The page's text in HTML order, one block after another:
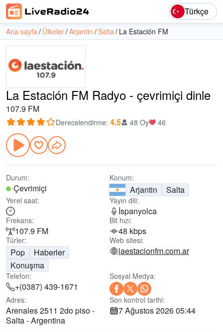
Türkçe
Ana sayfa Ülkeler Arjantin Salta La Estación FM
La Estación FM Radyo - çevrimiçi dinle
107.9 FM
Derecelendirme: 4.5 48 Oy 46
Durum:
Çevrimiçi
Konum:
Arjantin Salta
Yerel saat: Yayın dili:
İspanyolca
Frekans:
107.9 FM
Bit hızı:
48 kbps
Türler:
Pop
Haberler
Konuşma
Web sitesi:
laestacionfm.com.ar
Telefon:
+(0387) 439-1671
Sosyal Medya:
Adres:
Arenales 2511 2do piso -
Salta - Argentina
Son kontrol tarihi:
7 Ağustos 2026 05:44